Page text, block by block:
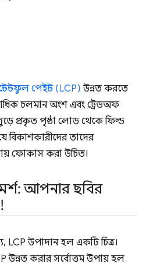
পেইন্ট (LCP) উন্নত করতে
চলমান অংশ এবং ট্রেডঅফ
প্রকৃত পৃষ্ঠা লোড থেকে ফিল্ড
বিকাশকারীদের তাদের
ফোকাস করা উচিত।
আপনার ছবির
LCP উপাদান হল একটি চিত্র।
উন্নত করার সর্বোত্তম উপায় হল